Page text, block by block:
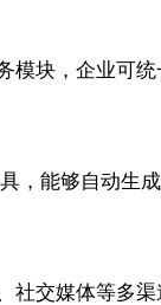
模块，企业可
，能够自动生
社交媒体等多